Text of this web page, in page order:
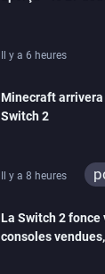
Il y a 6 heures
Minecraft
Switch 2
Il y a 8 heures
La Switch 2
consoles